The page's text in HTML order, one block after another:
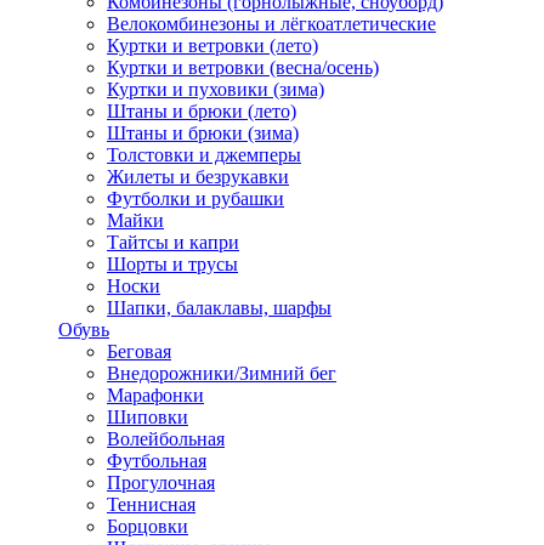
Велокомбинезоны и лёгкоатлетические
Куртки и ветровки (лето)
Куртки и ветровки (весна/осень)
Куртки и пуховики (зима)
Штаны и брюки (лето)
Штаны и брюки (зима)
Толстовки и джемперы
Жилеты и безрукавки
Футболки и рубашки
Майки
Тайтсы и капри
Шорты и трусы
Носки
Шапки, балаклавы, шарфы
Обувь
Беговая
Внедорожники/Зимний бег
Марафонки
Шиповки
Волейбольная
Футбольная
Прогулочная
Теннисная
Борцовки